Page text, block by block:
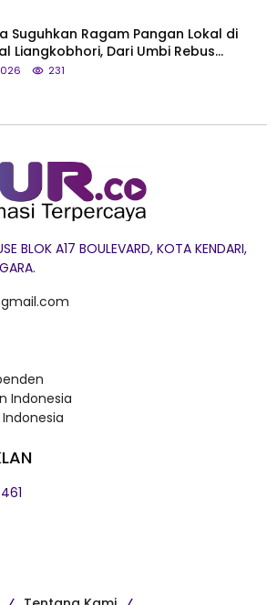
Suguhkan Ragam Pangan Lokal di
Liangkobhori, Dari Umbi Rebus
Tumpeng Beras Muna
231
BLOK A17 BOULEVARD, KOTA KENDARI,
Indonesia